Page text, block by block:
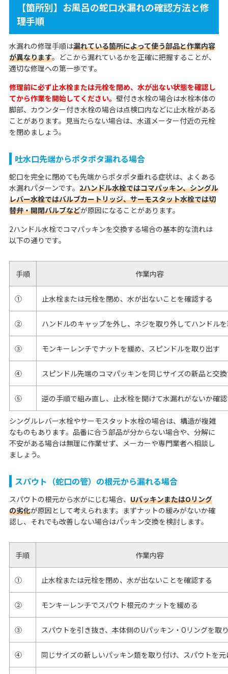
【箇所別】お風呂の蛇口水漏れの確認方法と修
理手順
水漏れの修理手順は漏れている箇所によって使う部品と作業内容
が異なります。どこから漏れているかを正確に把握することが、
適切な修理への第一歩です。
修理前に必ず止水栓または元栓を閉め、水が出ない状態を確認し
てから作業を開始してください。 壁付き水栓の場合は水栓本体の
脚部、カウンター付き水栓の場合は点検口内などに止水栓がある
ことがあります。見当たらない場合は、水道メーター付近の元栓
を閉めましょう。
吐水口先端からポタポタ漏れる場合
蛇口を完全に閉めても先端からポタポタ垂れる症状は、よくある
水漏れパターンです。 2ハンドル水栓ではコマパッキン、シングル
レバー水栓ではバルブカートリッジ、サーモスタット水栓では切
替弁・開閉バルブなどが原因になることがあります。
2ハンドル水栓でコマパッキンを交換する場合の基本的な流れは
以下の通りです。
手順 作業内容
① 止水栓または元栓を閉め、水が出ないことを確認する
② ハンドルのキャップを外し、ネジを取り外してハンドル
③ モンキーレンチでナットを緩め、スピンドルを取り出す
④ スピンドル先端のコマパッキンを同じサイズの新品と交
⑤ 逆の手順で組み直し、止水栓を開けて水漏れがないか確
シングルレバー水栓やサーモスタット水栓の場合は、構造が複雑
なものもあります。品番に合う部品が分からない場合や、分解に
不安がある場合は無理に作業せず、メーカーや専門業者へ相談し
ましょう。
スパウト（蛇口の管）の根元から漏れる場合
スパウトの根元から水がにじむ場合、 UパッキンまたはOリング
の劣化が原因として考えられます。まずナットの緩みがないか確
認し、それでも改善しない場合はパッキン交換を検討します。
手順 作業内容
① 止水栓または元栓を閉め、水が出ないことを確認する
② モンキーレンチでスパウト根元のナットを緩める
③ スパウトを引き抜き、本体側のUパッキン・Oリングを取
④ 同じサイズの新しいパッキン類を取り付け、スパウトを